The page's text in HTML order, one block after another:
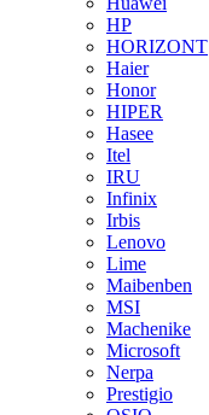
HP
HORIZONT
Haier
Honor
HIPER
Hasee
Itel
IRU
Infinix
Irbis
Lenovo
Lime
Maibenben
MSI
Machenike
Microsoft
Nerpa
Prestigio